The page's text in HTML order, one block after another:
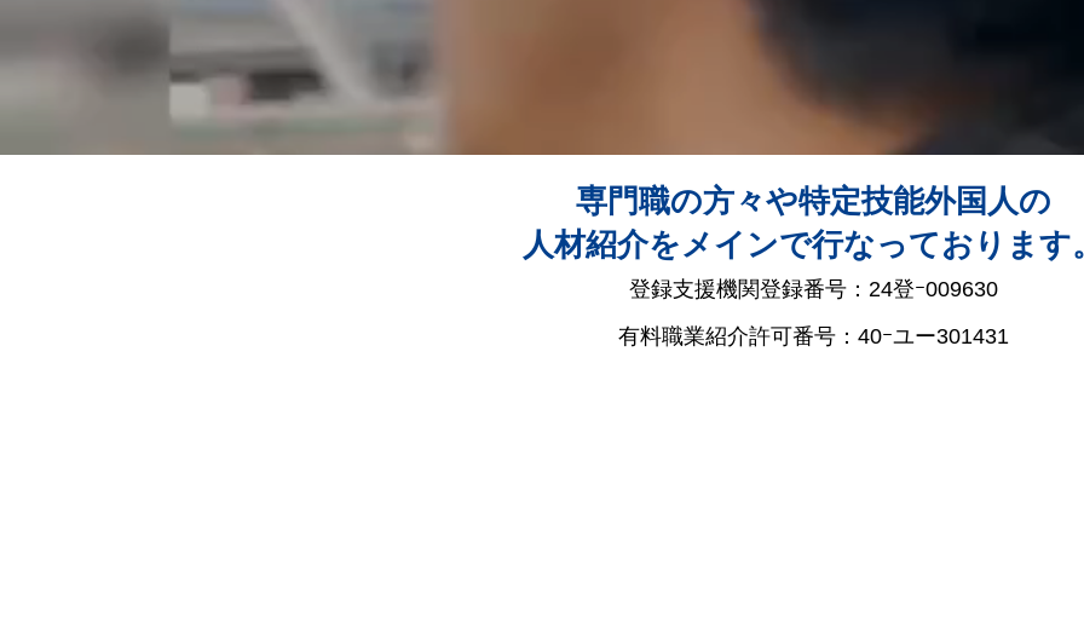
専門職の方々や特定技能外国人の
人材紹介をメインで行なっております
登録支援機関登録番号：24登ｰ009630
有料職業紹介許可番号：40ｰユー301431